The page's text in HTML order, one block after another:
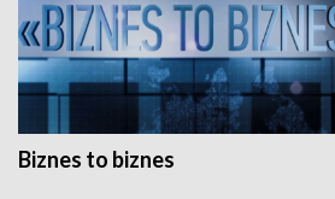
Biznes to biznes